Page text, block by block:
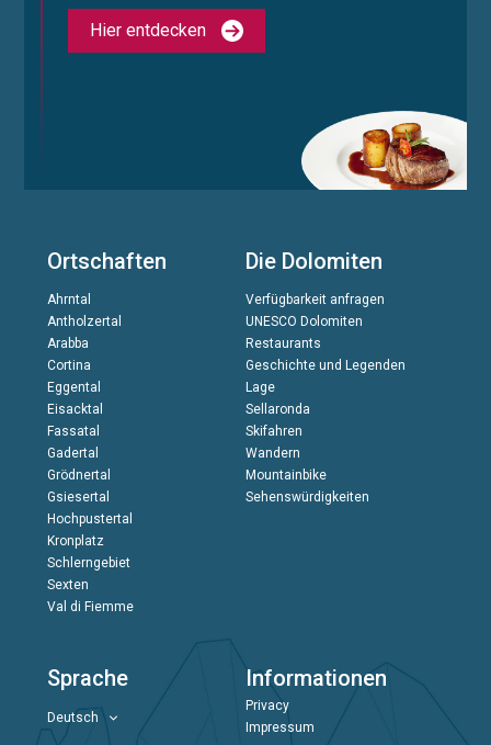
Hier entdecken
Ortschaften
Ahrntal
Antholzertal
Arabba
Cortina
Eggental
Eisacktal
Fassatal
Gadertal
Grödnertal
Gsiesertal
Hochpustertal
Kronplatz
Schlerngebiet
Sexten
Val di Fiemme
Die Dolomiten
Verfügbarkeit anfragen
UNESCO Dolomiten
Restaurants
Geschichte und Legenden
Lage
Sellaronda
Skifahren
Wandern
Mountainbike
Sehenswürdigkeiten
Sprache
Deutsch
Informationen
Privacy
Impressum